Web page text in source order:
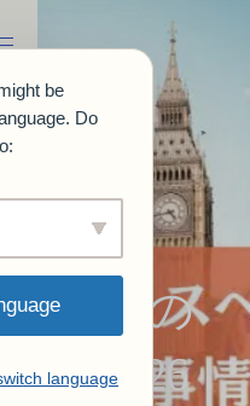
スへの
ド2026
be
Do
language